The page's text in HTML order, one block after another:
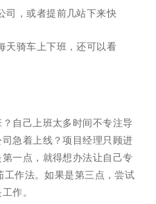
司，或者提前几站下来快
天骑车上下班，还可以看
自己上班太多时间不专注导
急着上线？项目经理只顾进
一点，就得想办法让自己专
作法。如果是第三点，尝试
作。